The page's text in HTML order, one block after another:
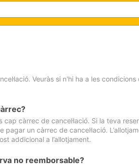
Veuràs si n'hi ha a les condicions
càrrec de cancel·lació. Si la teva
un càrrec de cancel·lació.
addicional a l’allotjament.
no reemborsable?